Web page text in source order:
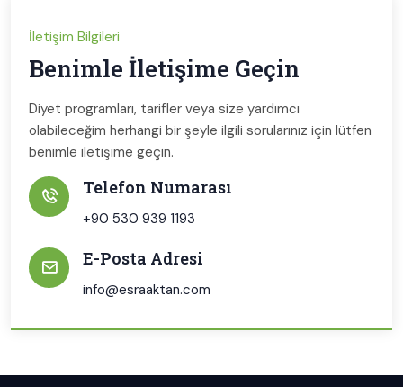
İletişim Bilgileri
Benimle İletişime Geçin
Diyet programları, tarifler veya size yardımcı
olabileceğim herhangi bir şeyle ilgili sorularınız için lütfen
benimle iletişime geçin.
Telefon Numarası
+90 530 939 1193
E-Posta Adresi
info@esraaktan.com